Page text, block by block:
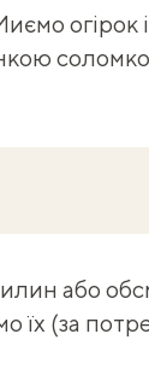
огірок і
або
їх (за